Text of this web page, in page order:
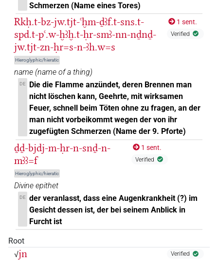
Schmerzen (Name eines Tores)
Rkḥ.t-bz-jw.tjt-ꜥḫm-ḏꜣf.t-sns.t-
spd.t-pꜥ.w-ḫꜣḫ.t-ḥr-smꜣ-nn-nḏnḏ-
jw.tjt-zn-ḥr=s-n-ꜣh.w=s
Hieroglyphic/hieratic
1 sent.
Verified
name (name of a thing)
DE
Die die Flamme anzündet, deren Brennen man
nicht löschen kann, Geehrte, mit wirksamen
Feuer, schnell beim Töten ohne zu fragen, an der
man nicht vorbeikommt wegen der von ihr
zugefügten Schmerzen (Name der 9. Pforte)
ḏḏ-bjdj-m-ḥr-n-snḏ-n-
mꜣꜣ=f
Hieroglyphic/hieratic
1 sent.
Verified
Divine epithet
DE der veranlasst, dass eine Augenkrankheit (?) im
Gesicht dessen ist, der bei seinem Anblick in
Furcht ist
Root
√jn Verified